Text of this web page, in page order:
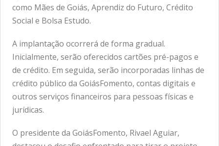
como Mães de Goiás, Aprendiz do Futuro, Crédito
Social e Bolsa Estudo.
A implantação ocorrerá de forma gradual.
Inicialmente, serão oferecidos cartões pré-pagos e
de crédito. Em seguida, serão incorporadas linhas de
crédito público da GoiásFomento, contas digitais e
outros serviços financeiros para pessoas físicas e
jurídicas.
O presidente da GoiásFomento, Rivael Aguiar,